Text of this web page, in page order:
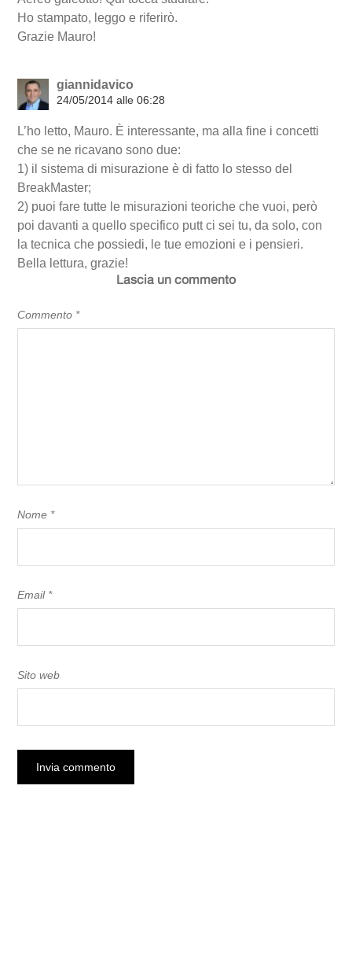
Ho stampato, leggo e riferirò.
Grazie Mauro!
giannidavico
24/05/2014 alle 06:28
L’ho letto, Mauro. È interessante, ma alla fine i concetti
che se ne ricavano sono due:
1) il sistema di misurazione è di fatto lo stesso del
BreakMaster;
2) puoi fare tutte le misurazioni teoriche che vuoi, però
poi davanti a quello specifico putt ci sei tu, da solo, con
la tecnica che possiedi, le tue emozioni e i pensieri.
Bella lettura, grazie!
Lascia un commento
Commento *
Nome *
Email *
Sito web